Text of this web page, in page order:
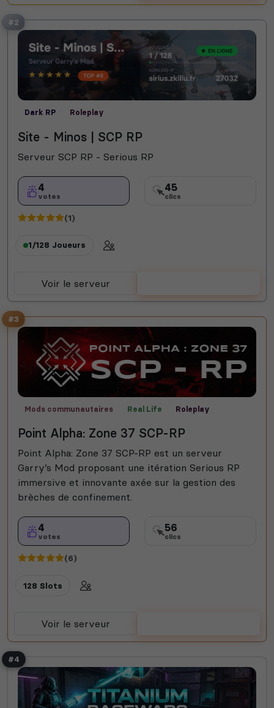
#2
Dark RP Roleplay
Site - Minos | SCP RP
Serveur SCP RP - Serious RP
4
votes
45
clics
(1)
1/128 Joueurs
Voir le serveur
#3
Mods communautaires Real Life Roleplay
Point Alpha: Zone 37 SCP-RP
Point Alpha: Zone 37 SCP-RP est un serveur
Garry’s Mod proposant une itération Serious RP
immersive et innovante axée sur la gestion des
brèches de confinement.
4
votes
56
clics
(6)
128 Slots
Voir le serveur
#4